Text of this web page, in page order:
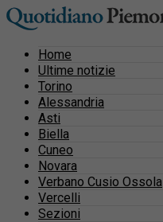
Home
Ultime notizie
Torino
Alessandria
Asti
Biella
Cuneo
Novara
Verbano Cusio Ossola
Vercelli
Sezioni